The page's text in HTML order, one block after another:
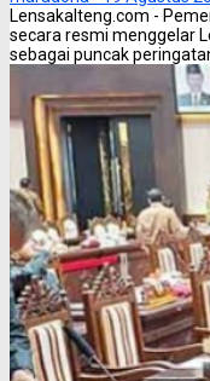
Lensakalteng.com -
secara resmi menggelar
sebagai puncak